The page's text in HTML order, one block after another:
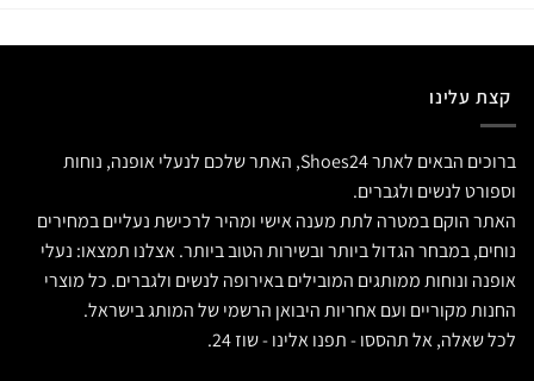
קצת עלינו
ברוכים הבאים לאתר Shoes24, האתר שלכם לנעלי אופנה, נוחות
וספורט לנשים ולגברים.
האתר הוקם במטרה לתת מענה אישי ומהיר לרכישת נעליים במחירים
נוחים, במבחר הגדול ביותר ובשירות הטוב ביותר. אצלנו תמצאו: נעלי
אופנה ונוחות ממותגים המובילים באירופה לנשים ולגברים. כל מוצרי
החנות מקוריים ועם אחריות היבואן הרשמי של המותג בישראל.
לכל שאלה, אל תהססו - תפנו אלינו - שוז 24.